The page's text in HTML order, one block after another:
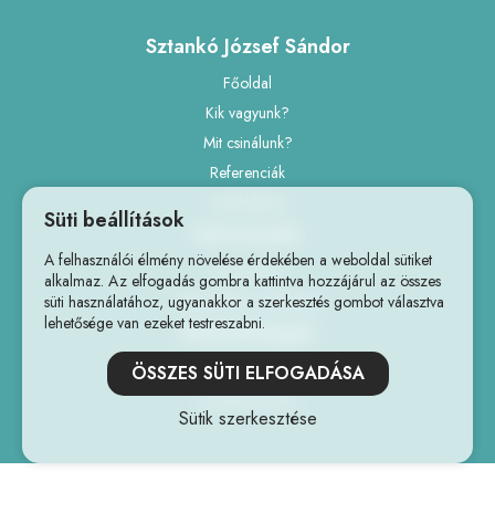
Sztankó József Sándor
Főoldal
Kik vagyunk?
Mit csinálunk?
Referenciák
Impresszum
Adatvédelmi szabályzat
Elérhetőségek
+36706059961
info@hdrone.hu
Süti beállítások
A felhasználói élmény növelése érdekében a weboldal sütiket
alkalmaz. Az elfogadás gombra kattintva hozzájárul az összes
süti használatához, ugyanakkor a szerkesztés gombot választva
lehetősége van ezeket testreszabni.
ÖSSZES SÜTI ELFOGADÁSA
Sütik szerkesztése